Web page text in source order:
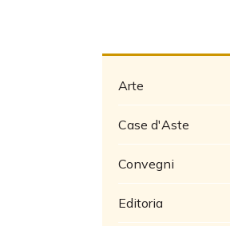
Arte
Case d'Aste
Convegni
Editoria